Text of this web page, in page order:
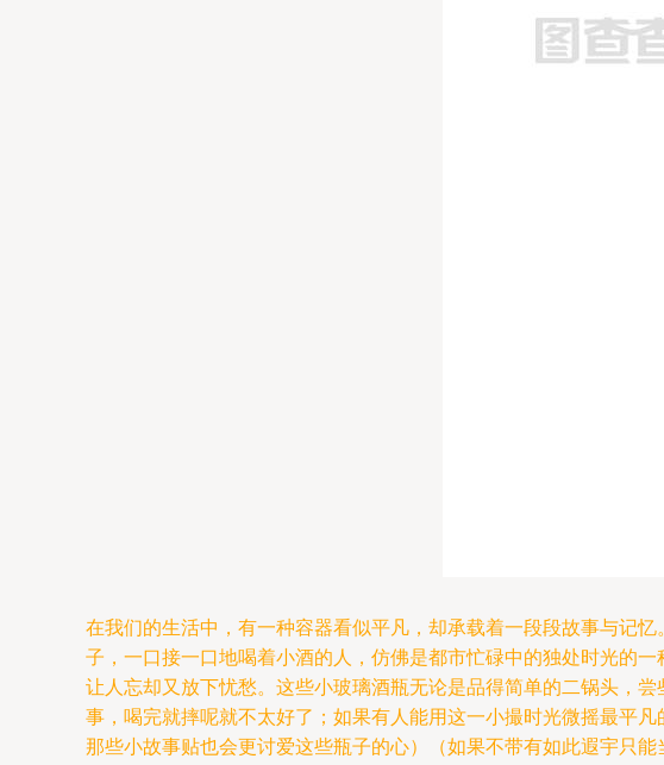
在我们的生活中，有一种容器看似平凡，却承载着一段段故事与记
子，一口接一口地喝着小酒的人，仿佛是都市忙碌中的独处时光的
让人忘却又放下忧愁。这些小玻璃酒瓶无论是品得简单的二锅头，
事，喝完就摔呢就不太好了；如果有人能用这一小撮时光微摇最平
那些小故事贴也会更讨爱这些瓶子的心）（如果不带有如此遐宇只